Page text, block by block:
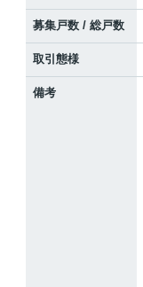
募集戸数 / 総戸数
取引態様
備考